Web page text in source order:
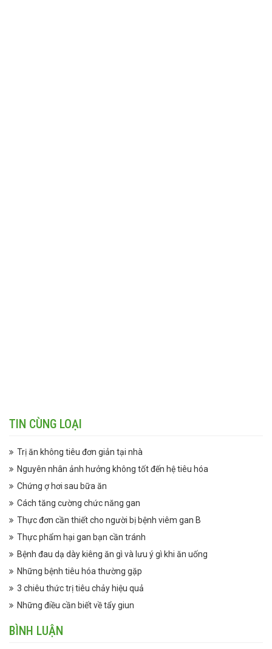
TIN CÙNG LOẠI
Trị ăn không tiêu đơn giản tại nhà
Nguyên nhân ảnh hưởng không tốt đến hệ tiêu hóa
Chứng ợ hơi sau bữa ăn
Cách tăng cường chức năng gan
Thực đơn cần thiết cho người bị bệnh viêm gan B
Thực phẩm hại gan bạn cần tránh
Bệnh đau dạ dày kiêng ăn gì và lưu ý gì khi ăn uống
Những bệnh tiêu hóa thường gặp
3 chiêu thức trị tiêu chảy hiệu quả
Những điều cần biết về tẩy giun
BÌNH LUẬN